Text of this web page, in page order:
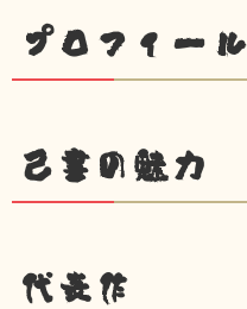
プロフィール
己書の魅力
代表作